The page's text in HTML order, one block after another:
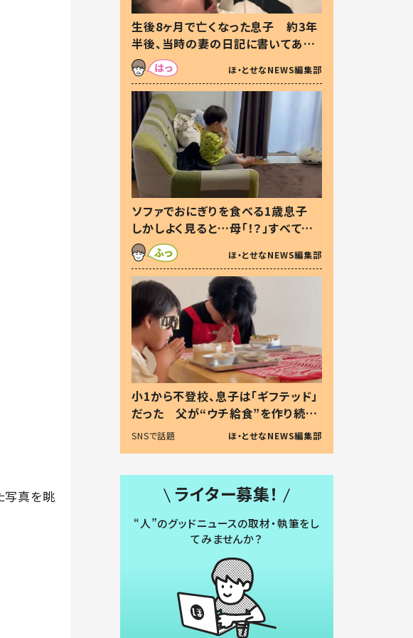
写真を眺
生後8ヶ月で亡くなった息子 約3年
半後、当時の妻の日記に書いてあっ
た本音とは
ほ・とせなNEWS編集部
ソファでおにぎりを食べる1歳息子
しかしよく見ると…母「！？」すべてを
察した母の投稿に「可愛いから許
す！」「現行犯〜」
ほ・とせなNEWS編集部
小1から不登校、息子は「ギフテッド」
だった 父が“ウチ給食”を作り続け
る理由とは #令和の親 #令和の子
SNSで話題 ほ・とせなNEWS編集部
ライター募集！
“人”のグッドニュースの取材・執筆をし
てみませんか？